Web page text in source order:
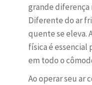
grande diferença
Diferente do ar
quente se eleva.
física é essencial
em todo o
Ao operar seu ar